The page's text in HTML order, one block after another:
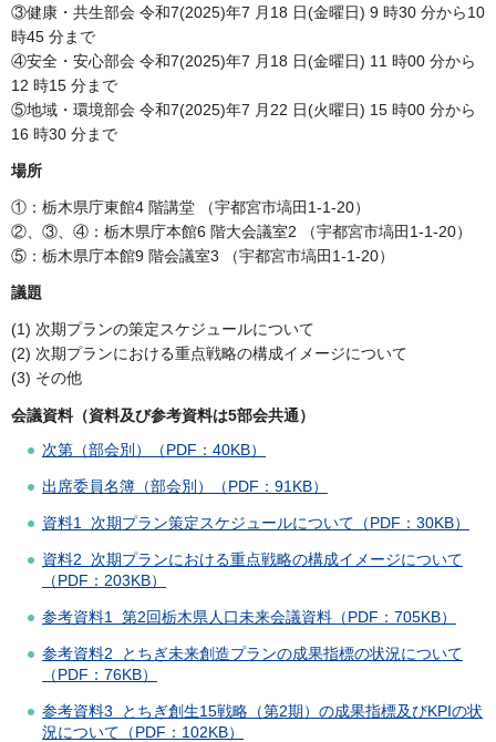
③健康・共生部会 令和7(2025)年7 月18 日(金曜日) 9 時30 分から10
時45 分まで
④安全・安心部会 令和7(2025)年7 月18 日(金曜日) 11 時00 分から
12 時15 分まで
⑤地域・環境部会 令和7(2025)年7 月22 日(火曜日) 15 時00 分から
16 時30 分まで
場所
①：栃木県庁東館4 階講堂 （宇都宮市塙田1-1-20）
②、③、④：栃木県庁本館6 階大会議室2 （宇都宮市塙田1-1-20）
⑤：栃木県庁本館9 階会議室3 （宇都宮市塙田1-1-20）
議題
(1) 次期プランの策定スケジュールについて
(2) 次期プランにおける重点戦略の構成イメージについて
(3) その他
会議資料（資料及び参考資料は5部会共通）
次第（部会別）（PDF：40KB）
出席委員名簿（部会別）（PDF：91KB）
資料1 次期プラン策定スケジュールについて（PDF：30KB）
資料2 次期プランにおける重点戦略の構成イメージについて
（PDF：203KB）
参考資料1 第2回栃木県人口未来会議資料（PDF：705KB）
参考資料2 とちぎ未来創造プランの成果指標の状況について
（PDF：76KB）
参考資料3 とちぎ創生15戦略（第2期）の成果指標及びKPIの状
況について（PDF：102KB）